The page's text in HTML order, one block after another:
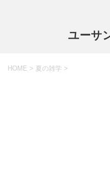
ユーサ
HOME > 夏の雑学 >